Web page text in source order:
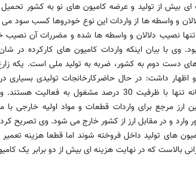
بیش از تولید و عرضه کامیون های نو به کشور
و واسطه ها از واردات این نوع خودروها کسب سود می
نصیب دلالان و واسطه ها شده و مضررات آن نصیب
وی با بیان اینکه واردات کامیون های کارکرده در
دست دوم به کشور، ضربه به تولید ملی است. یکه
اظهار داشت: در حال حاضرکارخانجات تولیدی بسیاری
خودروهای سنگین در کشور وجود دارد که متاسفانه تنها با ظرفیت 30 درصد مشغول
ارز مرجع برای واردات قطعات و مواد اولیه خارجی
و در مقابل ارز از کشور خارج می شود. وی تصریح
های تولید داخل فروخته شوند اما قطعا هزینه تعمیر
10 ساله آینده به میزانی بالاست که در نهایت هزینه ای بیش از دو برابر یک